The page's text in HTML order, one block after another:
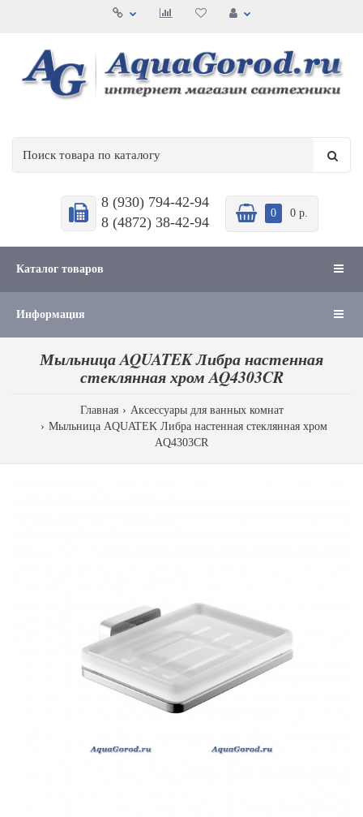
8 (930) 794-42-94
8 (4872) 38-42-94
0 0 р.
Каталог товаров
Информация
Мыльница AQUATEK Либра настенная
стеклянная хром AQ4303CR
Главная
Аксессуары для ванных комнат
Мыльница AQUATEK Либра настенная стеклянная хром
AQ4303CR